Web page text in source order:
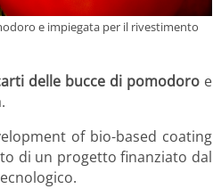
e impiegata per il rivestimento
delle bucce di pomodoroe
of bio-based coating
di un progetto finanziato dal